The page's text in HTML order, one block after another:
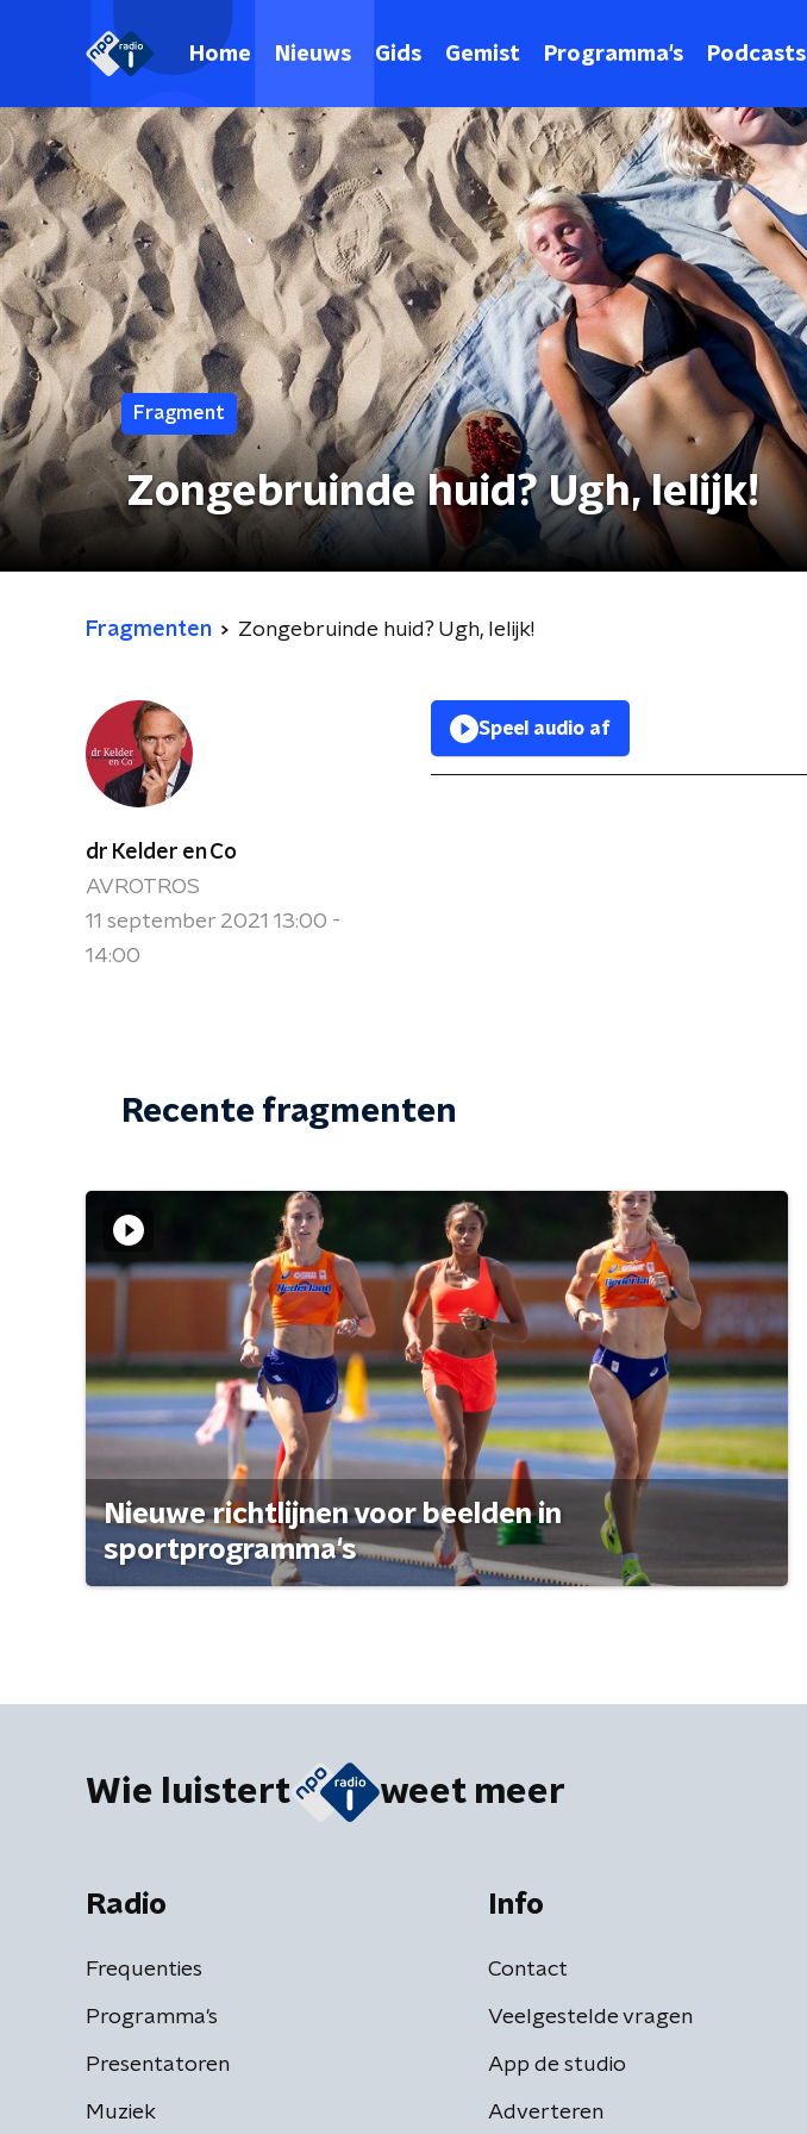
Home Nieuws Gids Gemist Programma's Podcasts
Fragment
Zongebruinde huid? Ugh, lelijk!
Fragmenten Zongebruinde huid? Ugh, lelijk!
dr Kelder en Co
AVROTROS
11 september 2021 13:00 -
14:00
Speel audio af
Recente fragmenten
Nieuwe richtlijnen voor beelden in
sportprogramma's
Wie luistert weet meer
Radio
Frequenties
Programma's
Presentatoren
Muziek
Info
Contact
Veelgestelde vragen
App de studio
Adverteren